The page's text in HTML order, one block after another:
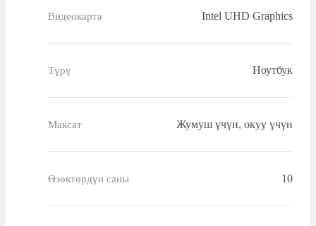
Видеокарта Intel UHD Graphics
Түрү Ноутбук
Максат Жумуш үчүн, окуу үчүн
Өзөктөрдүн саны 10